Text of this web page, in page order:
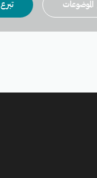
الموضوعات تبرع